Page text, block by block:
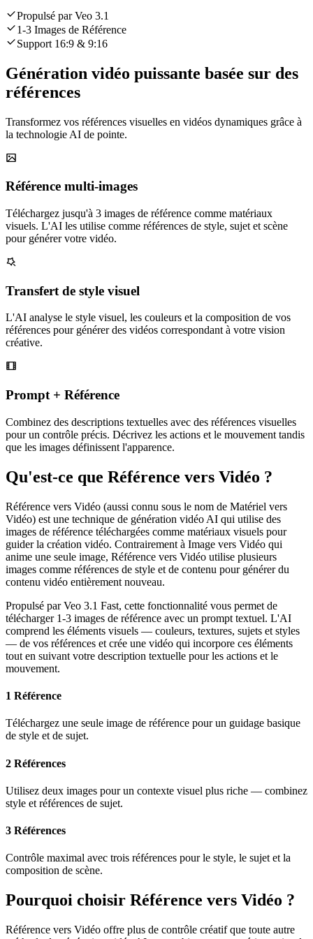
Propulsé par Veo 3.1
1-3 Images de Référence
Support 16:9 & 9:16
Génération vidéo puissante basée sur des
références
Transformez vos références visuelles en vidéos dynamiques grâce à
la technologie AI de pointe.
Référence multi-images
Téléchargez jusqu'à 3 images de référence comme matériaux
visuels. L'AI les utilise comme références de style, sujet et scène
pour générer votre vidéo.
Transfert de style visuel
L'AI analyse le style visuel, les couleurs et la composition de vos
références pour générer des vidéos correspondant à votre vision
créative.
Prompt + Référence
Combinez des descriptions textuelles avec des références visuelles
pour un contrôle précis. Décrivez les actions et le mouvement tandis
que les images définissent l'apparence.
Qu'est-ce que Référence vers Vidéo ?
Référence vers Vidéo (aussi connu sous le nom de Matériel vers
Vidéo) est une technique de génération vidéo AI qui utilise des
images de référence téléchargées comme matériaux visuels pour
guider la création vidéo. Contrairement à Image vers Vidéo qui
anime une seule image, Référence vers Vidéo utilise plusieurs
images comme références de style et de contenu pour générer du
contenu vidéo entièrement nouveau.
Propulsé par Veo 3.1 Fast, cette fonctionnalité vous permet de
télécharger 1-3 images de référence avec un prompt textuel. L'AI
comprend les éléments visuels — couleurs, textures, sujets et styles
— de vos références et crée une vidéo qui incorpore ces éléments
tout en suivant votre description textuelle pour les actions et le
mouvement.
1 Référence
Téléchargez une seule image de référence pour un guidage basique
de style et de sujet.
2 Références
Utilisez deux images pour un contexte visuel plus riche — combinez
style et références de sujet.
3 Références
Contrôle maximal avec trois références pour le style, le sujet et la
composition de scène.
Pourquoi choisir Référence vers Vidéo ?
Référence vers Vidéo offre plus de contrôle créatif que toute autre